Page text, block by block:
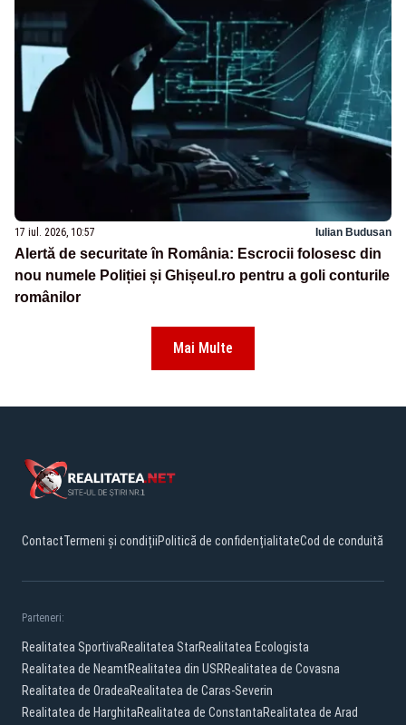
17 iul. 2026, 10:57 Iulian Budusan
Alertă de securitate în România: Escrocii folosesc din
nou numele Poliției și Ghișeul.ro pentru a goli conturile
românilor
Mai Multe
ContactTermeni și condițiiPolitică de confidențialitateCod de conduită
Parteneri:
Realitatea SportivaRealitatea StarRealitatea Ecologista
Realitatea de NeamtRealitatea din USRRealitatea de Covasna
Realitatea de OradeaRealitatea de Caras-Severin
Realitatea de HarghitaRealitatea de ConstantaRealitatea de Arad